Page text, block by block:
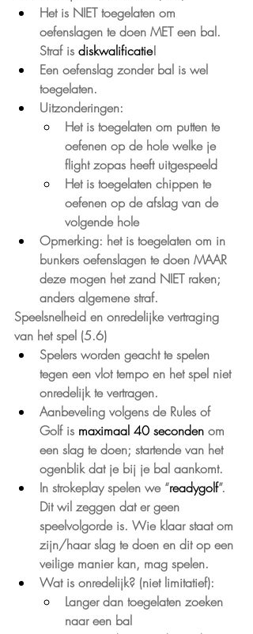
Het is NIET toegelaten om
oefenslagen te doen MET een bal.
Straf is diskwalificatie!
Een oefenslag zonder bal is wel
toegelaten.
Uitzonderingen:
Het is toegelaten om putten te
oefenen op de hole welke je
flight zopas heeft uitgespeeld
Het is toegelaten chippen te
oefenen op de afslag van de
volgende hole
Opmerking: het is toegelaten om in
bunkers oefenslagen te doen MAAR
deze mogen het zand NIET raken;
anders algemene straf.
Speelsnelheid en onredelijke vertraging
van het spel (5.6)
Spelers worden geacht te spelen
tegen een vlot tempo en het spel niet
onredelijk te vertragen.
Aanbeveling volgens de Rules of
Golf is maximaal 40 seconden om
een slag te doen; startende van het
ogenblik dat je bij je bal aankomt.
In strokeplay spelen we “readygolf”.
Dit wil zeggen dat er geen
speelvolgorde is. Wie klaar staat om
zijn/haar slag te doen en dit op een
veilige manier kan, mag spelen.
Wat is onredelijk? (niet limitatief):
Langer dan toegelaten zoeken
naar een bal